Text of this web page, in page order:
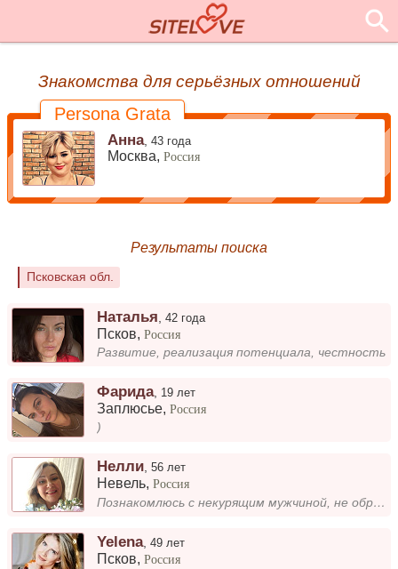
Знакомства для серьёзных отношений
Persona Grata
Анна,43 года
Москва,Россия
Результаты поиска
Псковская обл.
Наталья ,42 года
Псков,Россия
Развитие, реализация потенциала, честность
Фарида, 19 лет
Заплюсье,Россия
)
Нелли,56 лет
Невель,Россия
Познакомлюсь с некурящим мужчиной, не обремененного бывшими женами, ревнивыми детьми. Проводить вместе свободное время,...
Yelena,49 лет
Псков,Россия